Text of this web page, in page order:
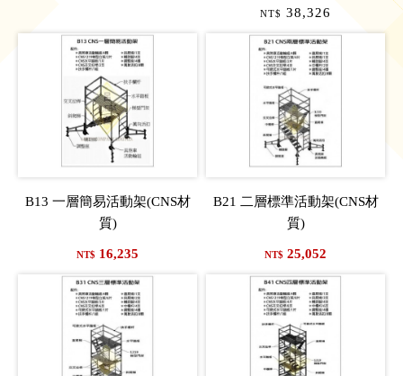
NT$ 38,326
B13 一層簡易活動架(CNS材
質)
NT$ 16,235
B21 二層標準活動架(CNS材
質)
NT$ 25,052